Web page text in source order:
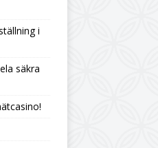
i
säkra